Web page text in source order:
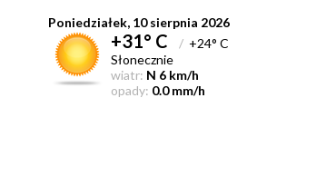
Poniedziałek, 10 sierpnia 2026
+31° C / +24° C
Słonecznie
wiatr: N 6 km/h
opady: 0.0 mm/h